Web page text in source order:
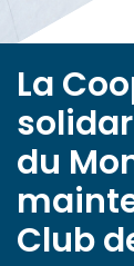
La
du
Club